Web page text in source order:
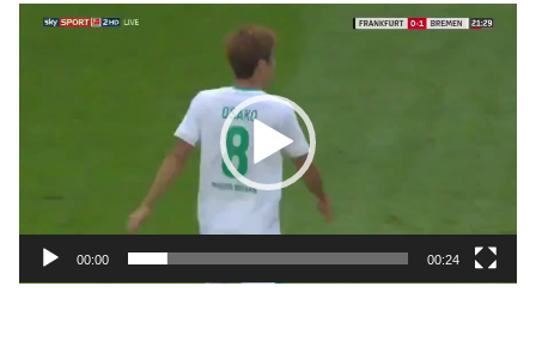
00:00 00:24